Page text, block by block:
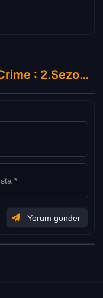
Law & Order Organized Crime : 2.Sezon 9.Bölüm Hakkında Yorumlar